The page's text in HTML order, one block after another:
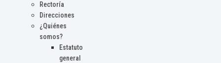
Rectoría
Direcciones
¿Quiénes
somos?
Estatuto
general